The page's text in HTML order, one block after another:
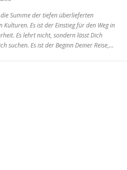
Summe der tiefen überlieferten
Kulturen. Es ist der Einstieg für den Weg in
Es lehrt nicht, sondern lässt Dich
suchen. Es ist der Beginn Deiner Reise,…